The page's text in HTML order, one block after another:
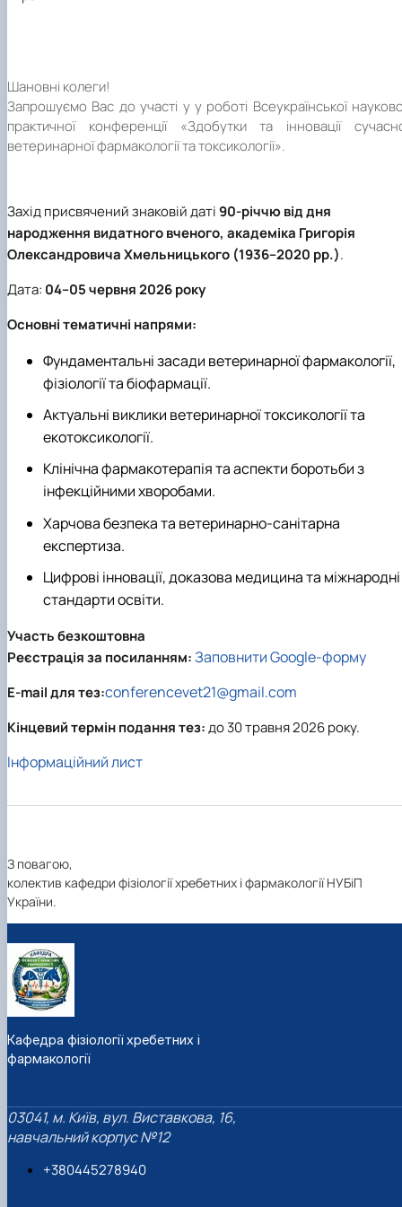
Шановні колеги!
Запрошуємо Вас до участі у у роботі Всеукраїнської
практичної конференції «Здобутки та інновації
ветеринарної фармакології та токсикології».
Захід присвячений знаковій даті90-річчю від дня
народження видатного вченого, академіка Григорія
Олександровича Хмельницького (1936–2020 рр.).
Дата: 04–05 червня 2026 року
Основні тематичні напрями:
Фундаментальні засади ветеринарної фармакології,
фізіології та біофармації.
Актуальні виклики ветеринарної токсикології та
екотоксикології.
Клінічна фармакотерапія та аспекти боротьби з
інфекційними хворобами.
Харчова безпека та ветеринарно-санітарна
експертиза.
Цифрові інновації, доказова медицина та міжнародні
стандарти освіти.
Участь безкоштовна
Реєстрація за посиланням:Заповнити Google-форму
E-mail для тез:conferencevet21@gmail.com
Кінцевий термін подання тез:до 30 травня 2026 року.
Інформаційний лист
З повагою,
колектив кафедри фізіології хребетних і фармакології НУБіП
України.
Кафедра фізіології хребетних і
фармакології
03041, м. Київ, вул. Виставкова, 16,
навчальний корпус №12
+380445278940